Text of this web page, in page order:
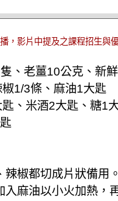
，影片中提及之課程招生與
、老薑10公克、新
1/3條、麻油1大匙
、米酒2大匙、糖1
椒都切成片狀備用。
入麻油以小火加熱，